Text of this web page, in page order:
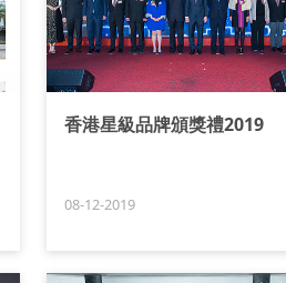
香港星級品牌頒獎禮2019
08-12-2019